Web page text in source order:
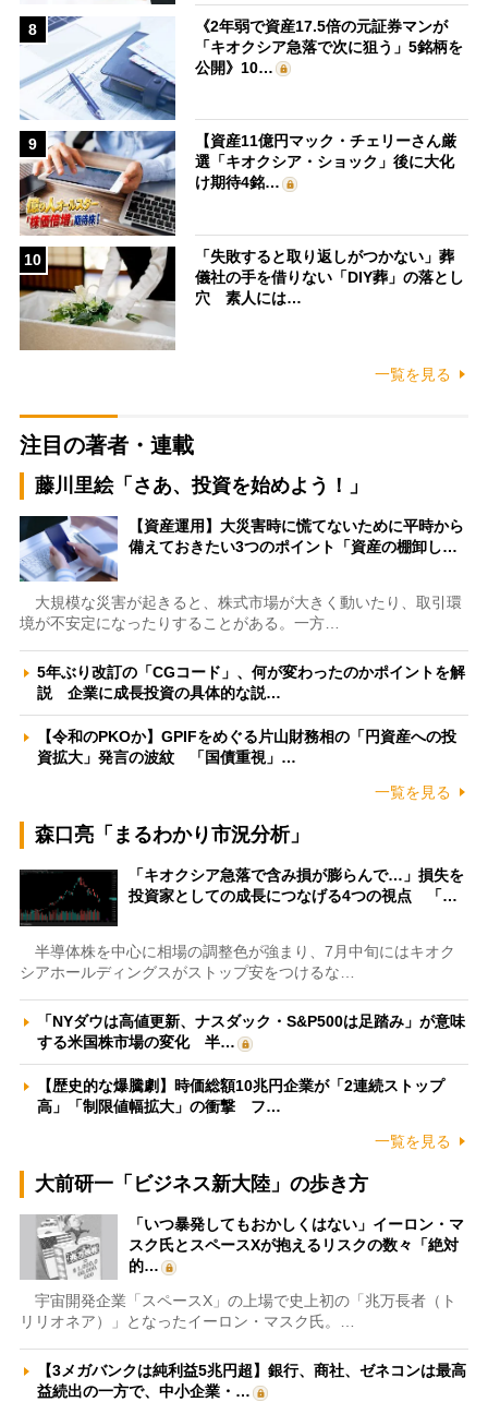
8
《2年弱で資産17.5倍の元証券マンが
「キオクシア急落で次に狙う」5銘柄を
公開》10…
9
【資産11億円マック・チェリーさん厳
選「キオクシア・ショック」後に大化
け期待4銘…
10
「失敗すると取り返しがつかない」葬
儀社の手を借りない「DIY葬」の落とし
穴 素人には…
一覧を見る
注目の著者・連載
藤川里絵「さあ、投資を始めよう！」
【資産運用】大災害時に慌てないために平時から
備えておきたい3つのポイント「資産の棚卸し…
大規模な災害が起きると、株式市場が大きく動いたり、取引環
境が不安定になったりすることがある。一方…
5年ぶり改訂の「CGコード」、何が変わったのかポイントを解
説 企業に成長投資の具体的な説…
【令和のPKOか】GPIFをめぐる片山財務相の「円資産への投
資拡大」発言の波紋 「国債重視」…
一覧を見る
森口亮「まるわかり市況分析」
「キオクシア急落で含み損が膨らんで…」損失を
投資家としての成長につなげる4つの視点 「…
半導体株を中心に相場の調整色が強まり、7月中旬にはキオク
シアホールディングスがストップ安をつけるな…
「NYダウは高値更新、ナスダック・S&P500は足踏み」が意味
する米国株市場の変化 半…
【歴史的な爆騰劇】時価総額10兆円企業が「2連続ストップ
高」「制限値幅拡大」の衝撃 フ…
一覧を見る
大前研一「ビジネス新大陸」の歩き方
「いつ暴発してもおかしくはない」イーロン・マ
スク氏とスペースXが抱えるリスクの数々「絶対
的…
宇宙開発企業「スペースX」の上場で史上初の「兆万長者（ト
リリオネア）」となったイーロン・マスク氏。…
【3メガバンクは純利益5兆円超】銀行、商社、ゼネコンは最高
益続出の一方で、中小企業・…